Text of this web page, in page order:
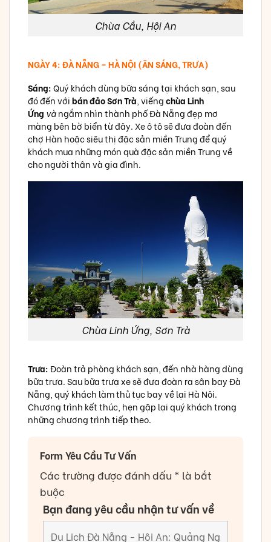
Chùa Cầu, Hội An
NGÀY 4: ĐÀ NẴNG – HÀ NỘI (ĂN SÁNG, TRƯA)
Sáng:Quý khách dùng bữa sáng tại khách sạn, sau
đó đến vớibán đảo Sơn Trà, viếngchùa Linh
Ứng vàngắm nhìn thành phố Đà Nẵng đẹp mơ
màng bên bờ biển từ đây. Xe ô tô sẽ đưa đoàn đến
chợ Hàn hoặc siêu thị đặc sản miền Trung để quý
khách mua những món quà đặc sản miền Trung về
cho người thân và gia đình.
Chùa Linh Ứng, Sơn Trà
Trưa:Đoàn trả phòng khách sạn, đến nhà hàng dùng
bữa trưa. Sau bữa trưa xe sẽ đưa đoàn ra sân bay Đà
Nẵng, quý khách làm thủ tục bay về lại Hà Nôi.
Chương trình kết thúc, hẹn gặp lại quý khách trong
những chương trình tiếp theo.
Form Yêu Cầu Tư Vấn
Các trường được đánh dấu * là bắt
buộc
Bạn đang yêu cầu nhận tư vấn về